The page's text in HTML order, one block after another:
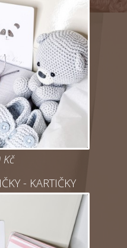
Kč
- KARTIČKY